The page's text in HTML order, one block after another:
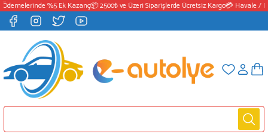
%5 Ek Kazanç📦 2500₺ ve Üzeri Siparişlerde Ücretsiz Kargo💳 Havale /